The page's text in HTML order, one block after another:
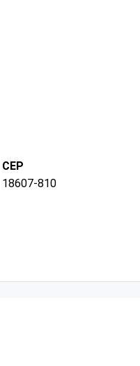
CEP
18607-810